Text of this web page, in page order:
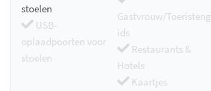
stoelen
USB-
oplaadpoorten voor
stoelen
Gastvrouw/Toeristeng
ids
Restaurants &
Hotels
Kaartjes